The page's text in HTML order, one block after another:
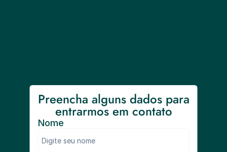
Preencha alguns dados para
entrarmos em contato
Nome